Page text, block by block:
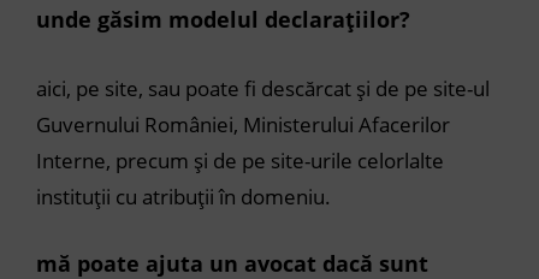
unde găsim modelul declarațiilor?
aici, pe site, sau poate fi descărcat și de pe site-ul
Guvernului României, Ministerului Afacerilor
Interne, precum și de pe site-urile celorlalte
instituții cu atribuții în domeniu.
mă poate ajuta un avocat dacă sunt